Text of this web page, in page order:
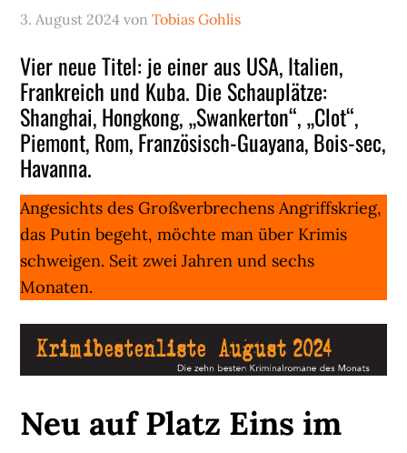
3. August 2024 vonTobias Gohlis
Vier neue Titel: je einer aus USA, Italien,
Frankreich und Kuba. Die Schauplätze:
Shanghai, Hongkong, „Swankerton“, „Clot“,
Piemont, Rom, Französisch-Guayana, Bois-sec,
Havanna.
Angesichts des Großverbrechens Angriffskrieg,
das Putin begeht, möchte man über Krimis
schweigen. Seit zwei Jahren und sechs
Monaten.
Neu auf Platz Eins im